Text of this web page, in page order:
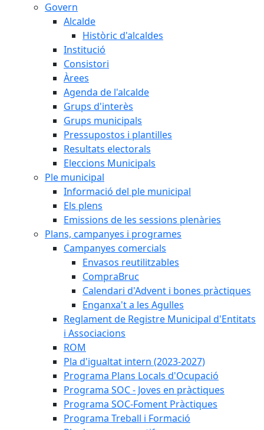
Govern
Alcalde
Històric d'alcaldes
Institució
Consistori
Àrees
Agenda de l'alcalde
Grups d'interès
Grups municipals
Pressupostos i plantilles
Resultats electorals
Eleccions Municipals
Ple municipal
Informació del ple municipal
Els plens
Emissions de les sessions plenàries
Plans, campanyes i programes
Campanyes comercials
Envasos reutilitzables
CompraBruc
Calendari d'Advent i bones pràctiques
Enganxa't a les Agulles
Reglament de Registre Municipal d'Entitats
i Associacions
ROM
Pla d'igualtat intern (2023-2027)
Programa Plans Locals d'Ocupació
Programa SOC - Joves en pràctiques
Programa SOC-Foment Pràctiques
Programa Treball i Formació